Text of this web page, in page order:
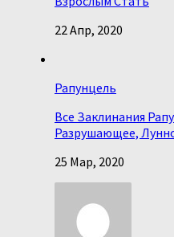
22 Апр, 2020
Рапунцель
Все Заклинания
Разрушающее,
25 Мар, 2020